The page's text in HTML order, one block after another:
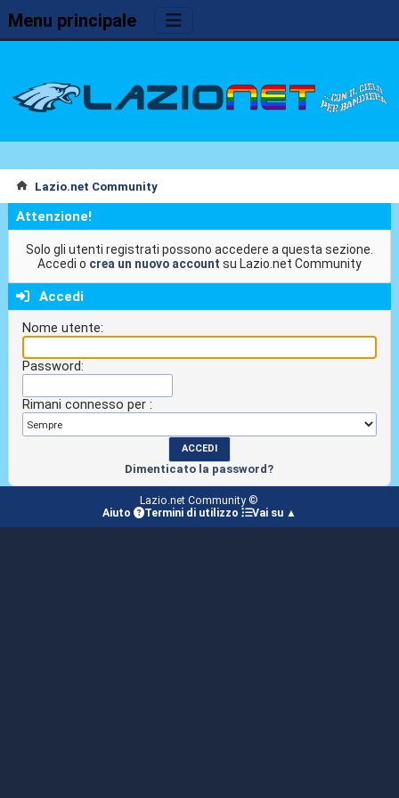
Menu principale
Lazio.net Community
Attenzione!
Solo gli utenti registrati possono accedere a questa sezione.
Accedi o crea un nuovo account su Lazio.net Community
Accedi
Nome utente:
Password:
Rimani connesso per :
Dimenticato la password?
Lazio.net Community ©
Aiuto
Termini di utilizzo Vai su ▲